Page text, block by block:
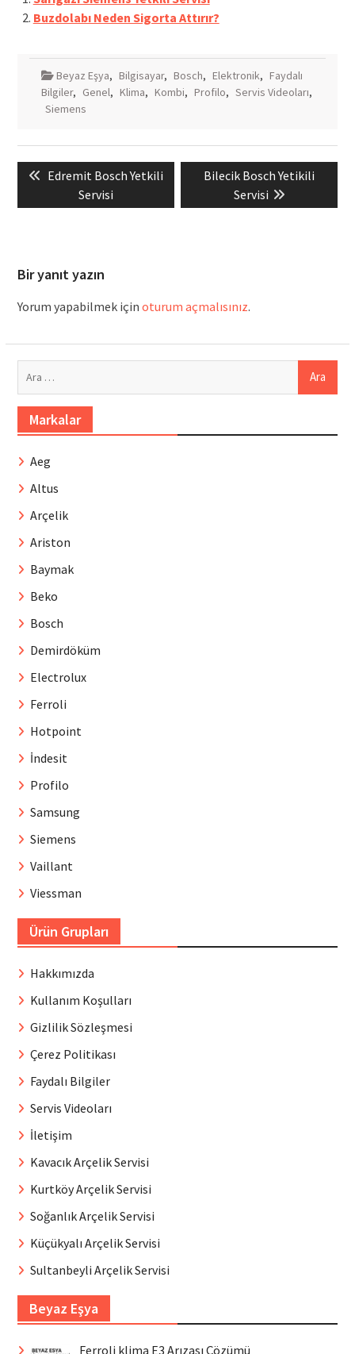
Buzdolabı Neden Sigorta Attırır?
Beyaz Eşya, Bilgisayar, Bosch, Elektronik, Faydalı
Bilgiler, Genel, Klima, Kombi, Profilo, Servis Videoları,
Siemens
gezinmesi
Previous
Edremit Bosch Yetkili
Servisi
Next
Bilecik Bosch Yetikili
Servisi
Bir yanıt yazın
Yorum yapabilmek için oturum açmalısınız.
Markalar
Aeg
Altus
Arçelik
Ariston
Baymak
Beko
Bosch
Demirdöküm
Electrolux
Ferroli
Hotpoint
İndesit
Profilo
Samsung
Siemens
Vaillant
Viessman
Ürün Grupları
Hakkımızda
Kullanım Koşulları
Gizlilik Sözleşmesi
Çerez Politikası
Faydalı Bilgiler
Servis Videoları
İletişim
Kavacık Arçelik Servisi
Kurtköy Arçelik Servisi
Soğanlık Arçelik Servisi
Küçükyalı Arçelik Servisi
Sultanbeyli Arçelik Servisi
Beyaz Eşya
Ferroli klima E3 Arızası Çözümü